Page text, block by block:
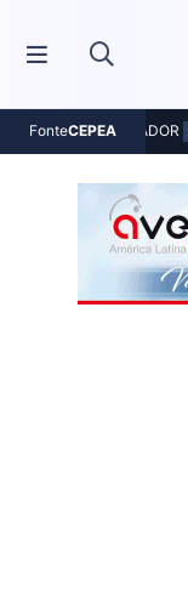
FonteCEPEA
MILHO - INDICADOR